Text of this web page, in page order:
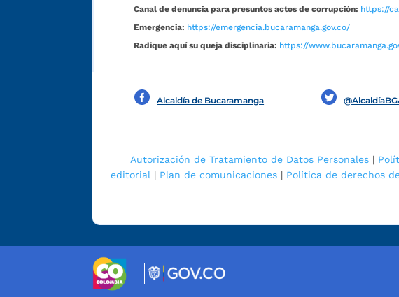
Canal de denuncia para presuntos actos de corrupción: https://
Emergencia: https://emergencia.bucaramanga.gov.co/
Radique aquí su queja disciplinaria: https://
Alcaldía de Bucaramanga
Autorización de Tratamiento de Datos Personales |
editorial | Plan de comunicaciones | Política de derechos